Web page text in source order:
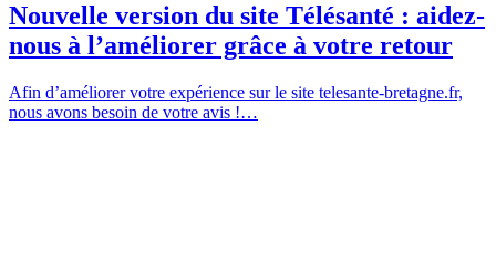
Nouvelle version du site Télésanté : aidez-
nous à l’améliorer grâce à votre retour
Afin d’améliorer votre expérience sur le site telesante-bretagne.fr,
nous avons besoin de votre avis !…